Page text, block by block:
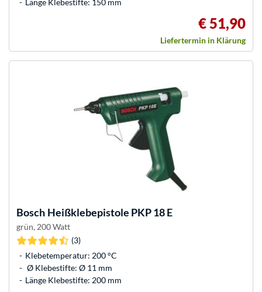
Länge Klebestifte: 150 mm
€ 51,90
Liefertermin in Klärung
Bosch Heißklebepistole PKP 18 E
grün, 200 Watt
(3)
Klebetemperatur: 200 °C
Ø Klebestifte: Ø 11 mm
Länge Klebestifte: 200 mm